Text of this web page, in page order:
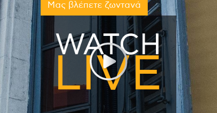
Μας βλέπετε ζωντανά